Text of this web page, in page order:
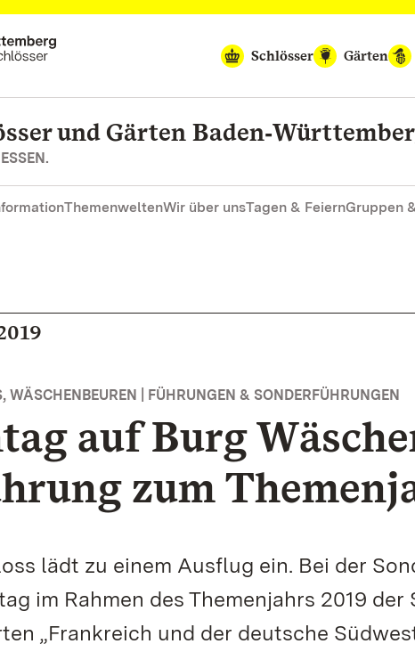
Schlösser
Gärten
und Gärten
ThemenweltenWir über unsTagen & FeiernGruppen
WÄSCHENBEUREN | FÜHRUNGEN & SONDERFÜHRUNGEN
auf Burg
zum
lädt zu einem Ausflug ein. Bei der
im Rahmen des Themenjahrs 2019 der
„Frankreich und der deutsche